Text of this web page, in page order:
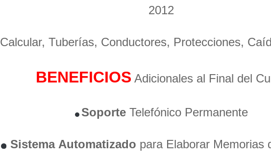
2012
Calcular, Tuberías, Conductores, Protecciones,
BENEFICIOS Adicionales al Final del
Soporte Telefónico Permanente
Sistema Automatizado para Elaborar Memorias